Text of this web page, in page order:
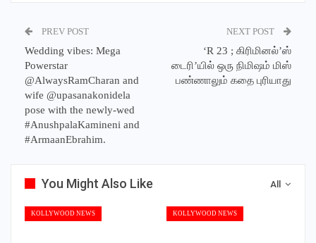
PREV POST
Wedding vibes: Mega
Powerstar
@AlwaysRamCharan and
wife @upasanakonidela
pose with the newly-wed
#AnushpalaKamineni and
#ArmaanEbrahim.
NEXT POST
‘R 23 ; கிரிமினல்’ஸ்
டைரி’யில் ஒரு நிமிஷம் மிஸ்
பண்ணாலும் கதை புரியாது
All
You Might Also Like
KOLLYWOOD NEWS KOLLYWOOD NEWS